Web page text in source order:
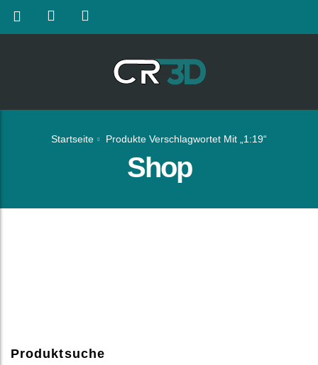
Startseite Produkte Verschlagwortet Mit „1:19“
Shop
Produktsuche